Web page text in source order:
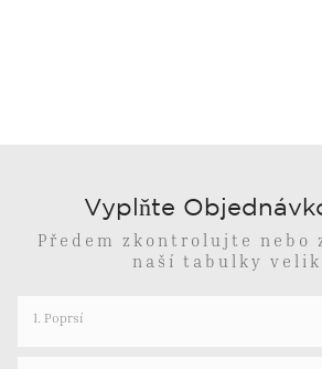
Vyplňte
Předem zkontrolujte nebo
naší tabulky
1. Poprsí